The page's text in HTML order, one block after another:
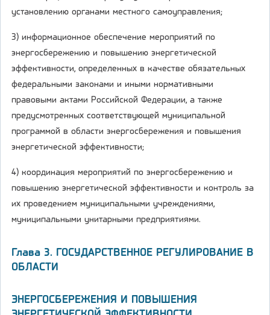
установлению органами местного самоуправления;
3) информационное обеспечение мероприятий по
энергосбережению и повышению энергетической
эффективности, определенных в качестве обязательных
федеральными законами и иными нормативными
правовыми актами Российской Федерации, а также
предусмотренных соответствующей муниципальной
программой в области энергосбережения и повышения
энергетической эффективности;
4) координация мероприятий по энергосбережению и
повышению энергетической эффективности и контроль за
их проведением муниципальными учреждениями,
муниципальными унитарными предприятиями.
Глава 3. ГОСУДАРСТВЕННОЕ РЕГУЛИРОВАНИЕ В
ОБЛАСТИ
ЭНЕРГОСБЕРЕЖЕНИЯ И ПОВЫШЕНИЯ